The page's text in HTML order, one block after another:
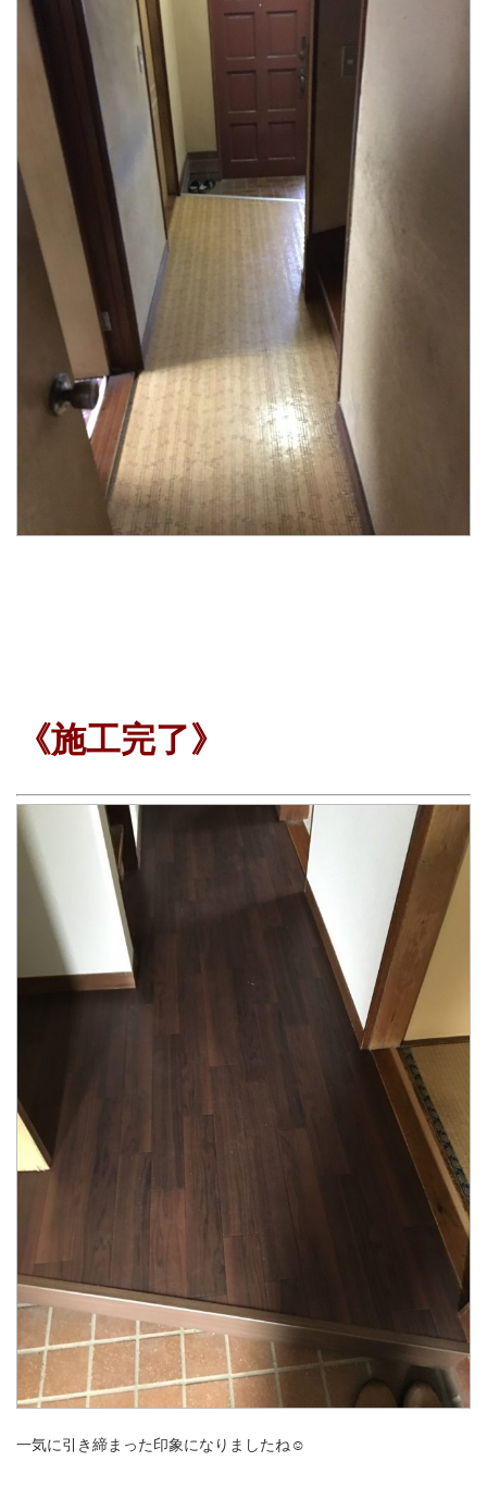
《施工完了》
一気に引き締まった印象になりましたね☺